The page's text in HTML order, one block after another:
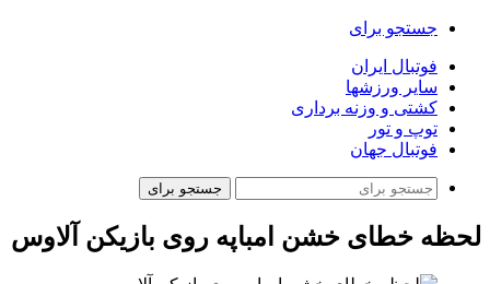
جستجو برای
فوتبال ایران
سایر ورزشها
کشتی و وزنه برداری
توپ و تور
فوتبال جهان
جستجو برای
لحظه خطای خشن امباپه روی بازیکن آلاوس